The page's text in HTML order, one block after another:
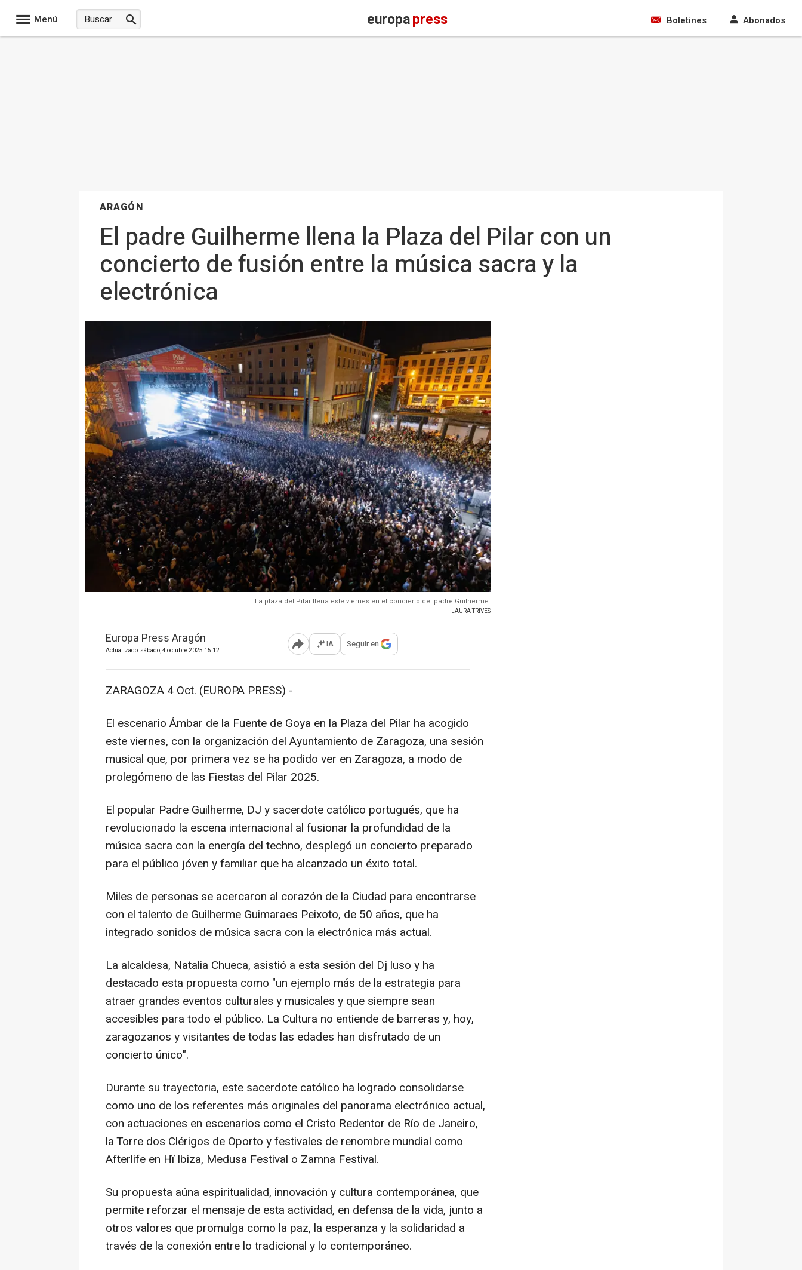
Menú europapress Boletines Abonados
ARAGÓN
El padre Guilherme llena la Plaza del Pilar con un
concierto de fusión entre la música sacra y la
electrónica
La plaza del Pilar llena este viernes en el concierto del padre Guilherme.
- LAURA TRIVES
Europa Press Aragón
Actualizado: sábado, 4 octubre 2025 15:12 Abrir opciones para compartir
IA Seguir en
ZARAGOZA 4 Oct. (EUROPA PRESS) -
El escenario Ámbar de la Fuente de Goya en la Plaza del Pilar ha acogido
este viernes, con la organización del Ayuntamiento de Zaragoza, una sesión
musical que, por primera vez se ha podido ver en Zaragoza, a modo de
prolegómeno de las Fiestas del Pilar 2025.
El popular Padre Guilherme, DJ y sacerdote católico portugués, que ha
revolucionado la escena internacional al fusionar la profundidad de la
música sacra con la energía del techno, desplegó un concierto preparado
para el público jóven y familiar que ha alcanzado un éxito total.
Miles de personas se acercaron al corazón de la Ciudad para encontrarse
con el talento de Guilherme Guimaraes Peixoto, de 50 años, que ha
integrado sonidos de música sacra con la electrónica más actual.
La alcaldesa, Natalia Chueca, asistió a esta sesión del Dj luso y ha
destacado esta propuesta como "un ejemplo más de la estrategia para
atraer grandes eventos culturales y musicales y que siempre sean
accesibles para todo el público. La Cultura no entiende de barreras y, hoy,
zaragozanos y visitantes de todas las edades han disfrutado de un
concierto único".
Durante su trayectoria, este sacerdote católico ha logrado consolidarse
como uno de los referentes más originales del panorama electrónico actual,
con actuaciones en escenarios como el Cristo Redentor de Río de Janeiro,
la Torre dos Clérigos de Oporto y festivales de renombre mundial como
Afterlife en Hï Ibiza, Medusa Festival o Zamna Festival.
Su propuesta aúna espiritualidad, innovación y cultura contemporánea, que
permite reforzar el mensaje de esta actividad, en defensa de la vida, junto a
otros valores que promulga como la paz, la esperanza y la solidaridad a
través de la conexión entre lo tradicional y lo contemporáneo.